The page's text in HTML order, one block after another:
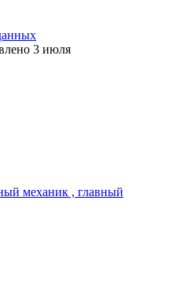
3 июля
механик , главный